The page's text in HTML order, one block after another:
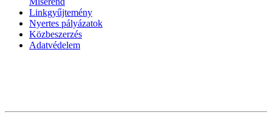
Linkgyűjtemény
Nyertes pályázatok
Közbeszerzés
Adatvédelem